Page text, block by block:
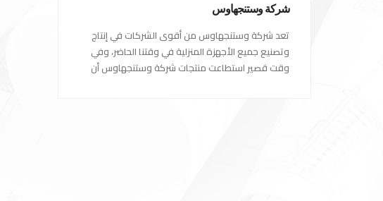
شركة وستنجهاوس
تعد شركة وستنجهاوس من أقوى الشركات في إنتاج
وتصنيع جميع الأجهزة المنزلية في وقتنا الحاضر، وفي
وقت قصير استطاعت منتجات شركة وستنجهاوس أن